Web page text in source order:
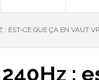
EST-CE QUE ÇA EN VAUT
: